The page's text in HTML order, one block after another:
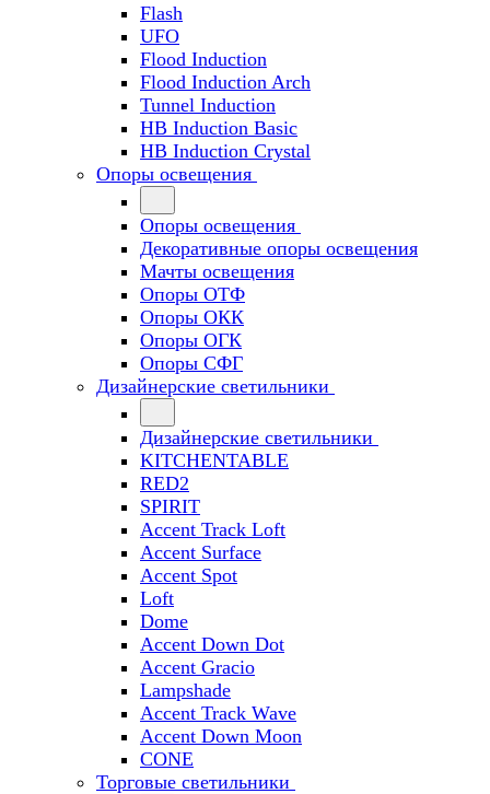
Flash
UFO
Flood Induction
Flood Induction Arch
Tunnel Induction
HB Induction Basic
HB Induction Crystal
Опоры освещения
Опоры освещения
Декоративные опоры освещения
Мачты освещения
Опоры ОТФ
Опоры ОКК
Опоры ОГК
Опоры СФГ
Дизайнерские светильники
Дизайнерские светильники
KITCHENTABLE
RED2
SPIRIT
Accent Track Loft
Accent Surface
Accent Spot
Loft
Dome
Accent Down Dot
Accent Gracio
Lampshade
Accent Track Wave
Accent Down Moon
CONE
Торговые светильники